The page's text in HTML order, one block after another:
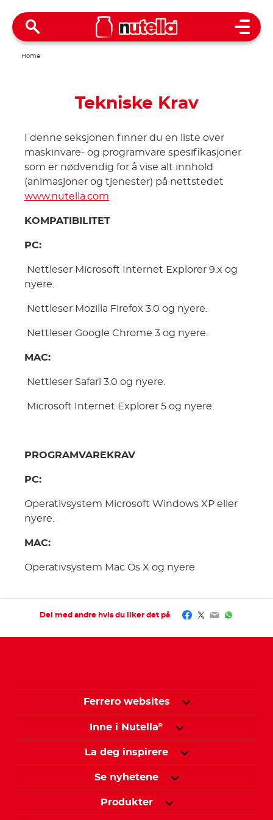
Open
Home
Tekniske Krav
I denne seksjonen finner du en liste over
maskinvare- og programvare spesifikasjoner
som er nødvendig for å vise alt innhold
(animasjoner og tjenester) på nettstedet
www.nutella.com
KOMPATIBILITET
PC:
Nettleser Microsoft Internet Explorer 9.x og
nyere.
Nettleser Mozilla Firefox 3.0 og nyere.
Nettleser Google Chrome 3 og nyere.
MAC:
Nettleser Safari 3.0 og nyere.
Microsoft Internet Explorer 5 og nyere.
PROGRAMVAREKRAV
PC:
Operativsystem Microsoft Windows XP eller
nyere.
MAC:
Operativsystem Mac Os X og nyere
Del med andre hvis du liker det på Facebook
Twitter
Email
Ferrero websites
Inne i Nutella®
La deg inspirere
Se nyhetene
Produkter